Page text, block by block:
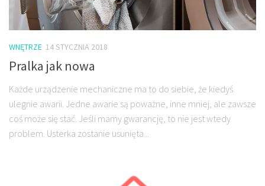
WNĘTRZE 14 STYCZNIA 2018
Pralka jak nowa
Każde urządzenie mechaniczne ma to do siebie, że kiedyś
ulegnie awarii. Jedne awarie są poważne, inne mniej, ale zawsze
coś może się stać. Jeśli mamy gwarancję, to nie jest wtedy
problem. Usterka zostanie usunięta...